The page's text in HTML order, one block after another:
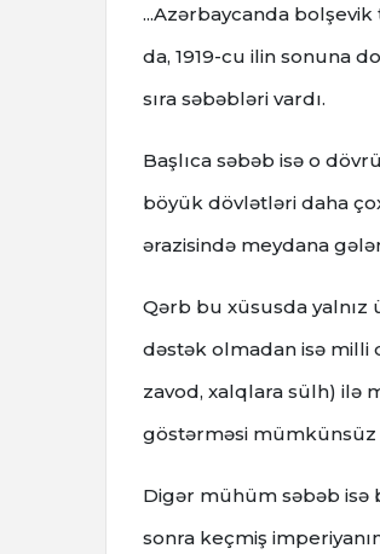
...Azərbaycanda
da, 1919-cu ilin sonuna
sıra səbəbləri vardı.
Başlıca səbəb isə o
böyük dövlətləri daha
ərazisində meydana
Qərb bu xüsusda yalnız
dəstək olmadan isə milli
zavod, xalqlara sülh) ilə
göstərməsi mümkünsüz
Digər mühüm səbəb isə
sonra keçmiş